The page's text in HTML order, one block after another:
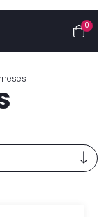
0